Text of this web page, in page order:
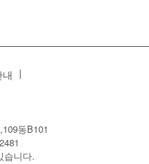
동B101
습니다.